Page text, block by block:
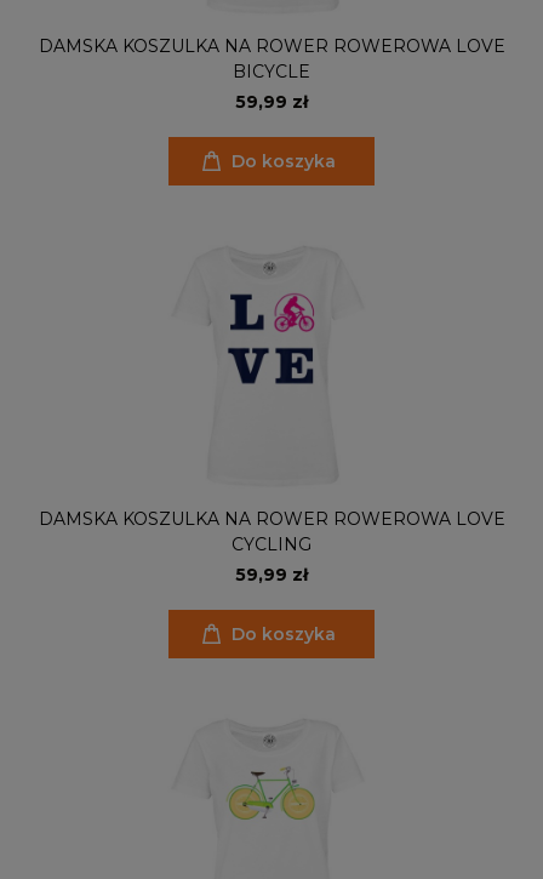
DAMSKA KOSZULKA NA ROWER ROWEROWA LOVE
BICYCLE
59,99 zł
Do koszyka
DAMSKA KOSZULKA NA ROWER ROWEROWA LOVE
CYCLING
59,99 zł
Do koszyka